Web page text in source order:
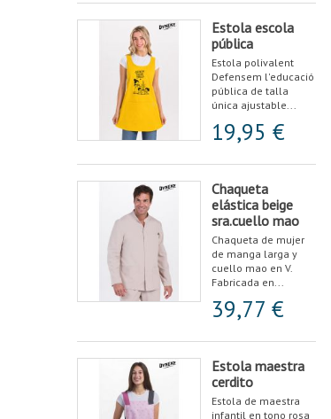
Estola escola
pública
Estola polivalent
Defensem l'educació
pública de talla
única ajustable...
19,95 €
Chaqueta
elástica beige
sra.cuello mao
Chaqueta de mujer
de manga larga y
cuello mao en V.
Fabricada en...
39,77 €
Estola maestra
cerdito
Estola de maestra
infantil en tono rosa